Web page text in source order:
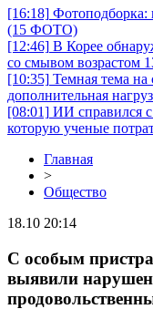
[16:18] Фотоподборка:
(15 ФОТО)
[12:46] В Корее
со смывом возрастом
[10:35] Темная тема на
дополнительная
[08:01] ИИ справился с
которую ученые
Главная
>
Общество
18.10 20:14
С особым
выявили